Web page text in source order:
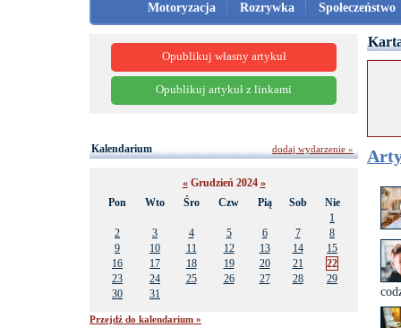
Motoryzacja
Rozrywka Społeczeństwo
Opublikuj własny artykuł
Opublikuj artykuł z linkami
Kalendarium
«Grudzień 2024 »
Pon
Wto Śro Czw Pią Sob
Nie
1
2
3 4 5 6 7
8
9
10 11 12 13 14
15
16
17 18 19 20 21
22
23
24 25 26 27 28
29
30
31
Przejdź do kalendarium »
dodaj wydarzenie »